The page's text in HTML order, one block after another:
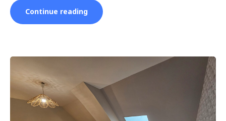
Continue reading“Chambre